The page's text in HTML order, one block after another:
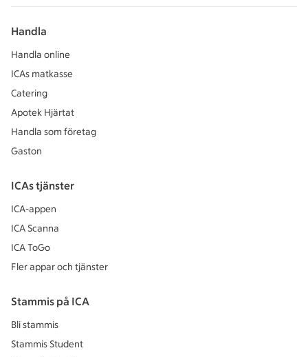
Handla
Handla online
ICAs matkasse
Catering
Apotek Hjärtat
Handla som företag
Gaston
ICAs tjänster
ICA-appen
ICA Scanna
ICA ToGo
Fler appar och tjänster
Stammis på ICA
Bli stammis
Stammis Student